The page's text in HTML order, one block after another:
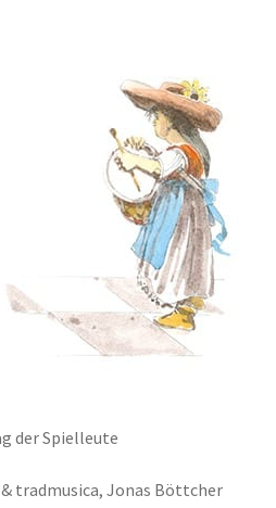
der Spielleute
tradmusica, Jonas Böttcher